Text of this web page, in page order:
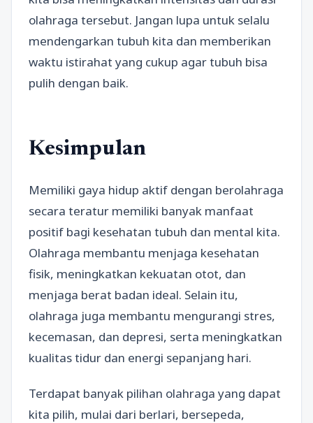
olahraga tersebut. Jangan lupa untuk selalu
mendengarkan tubuh kita dan memberikan
waktu istirahat yang cukup agar tubuh bisa
pulih dengan baik.
Kesimpulan
Memiliki gaya hidup aktif dengan berolahraga
secara teratur memiliki banyak manfaat
positif bagi kesehatan tubuh dan mental kita.
Olahraga membantu menjaga kesehatan
fisik, meningkatkan kekuatan otot, dan
menjaga berat badan ideal. Selain itu,
olahraga juga membantu mengurangi stres,
kecemasan, dan depresi, serta meningkatkan
kualitas tidur dan energi sepanjang hari.
Terdapat banyak pilihan olahraga yang dapat
kita pilih, mulai dari berlari, bersepeda,